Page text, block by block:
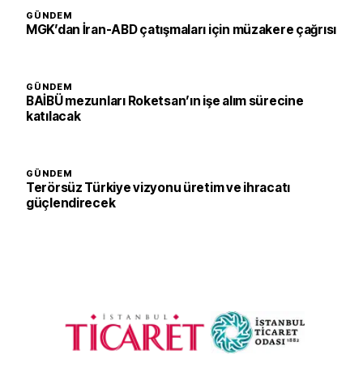
GÜNDEM
MGK’dan İran-ABD çatışmaları için müzakere çağrısı
GÜNDEM
BAİBÜ mezunları Roketsan’ın işe alım sürecine
katılacak
GÜNDEM
Terörsüz Türkiye vizyonu üretim ve ihracatı
güçlendirecek